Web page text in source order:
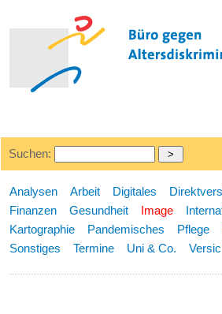
Suchen:
Analysen Arbeit Digitales
Finanzen
Gesundheit Image
Kartographie
Pandemisches Pflege
Sonstiges
Termine Uni & Co.